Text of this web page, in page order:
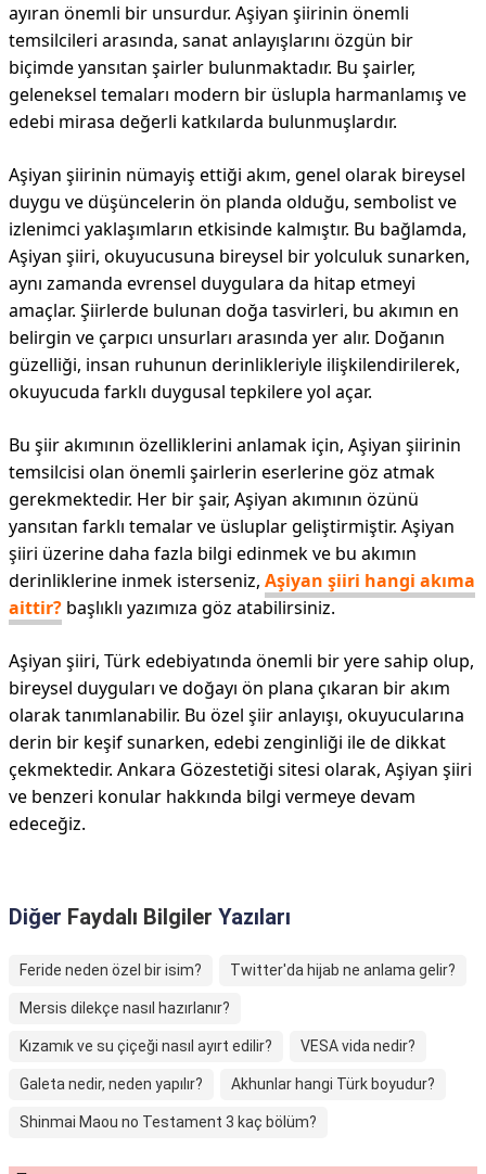
ayıran önemli bir unsurdur. Aşiyan şiirinin önemli
temsilcileri arasında, sanat anlayışlarını özgün bir
biçimde yansıtan şairler bulunmaktadır. Bu şairler,
geleneksel temaları modern bir üslupla harmanlamış ve
edebi mirasa değerli katkılarda bulunmuşlardır.
Aşiyan şiirinin nümayiş ettiği akım, genel olarak bireysel
duygu ve düşüncelerin ön planda olduğu, sembolist ve
izlenimci yaklaşımların etkisinde kalmıştır. Bu bağlamda,
Aşiyan şiiri, okuyucusuna bireysel bir yolculuk sunarken,
aynı zamanda evrensel duygulara da hitap etmeyi
amaçlar. Şiirlerde bulunan doğa tasvirleri, bu akımın en
belirgin ve çarpıcı unsurları arasında yer alır. Doğanın
güzelliği, insan ruhunun derinlikleriyle ilişkilendirilerek,
okuyucuda farklı duygusal tepkilere yol açar.
Bu şiir akımının özelliklerini anlamak için, Aşiyan şiirinin
temsilcisi olan önemli şairlerin eserlerine göz atmak
gerekmektedir. Her bir şair, Aşiyan akımının özünü
yansıtan farklı temalar ve üsluplar geliştirmiştir. Aşiyan
şiiri üzerine daha fazla bilgi edinmek ve bu akımın
derinliklerine inmek isterseniz, Aşiyan şiiri hangi akıma
aittir? başlıklı yazımıza göz atabilirsiniz.
Aşiyan şiiri, Türk edebiyatında önemli bir yere sahip olup,
bireysel duyguları ve doğayı ön plana çıkaran bir akım
olarak tanımlanabilir. Bu özel şiir anlayışı, okuyucularına
derin bir keşif sunarken, edebi zenginliği ile de dikkat
çekmektedir. Ankara Gözestetiği sitesi olarak, Aşiyan şiiri
ve benzeri konular hakkında bilgi vermeye devam
edeceğiz.
Diğer Faydalı Bilgiler Yazıları
Feride neden özel bir isim? Twitter'da hijab ne anlama gelir?
Mersis dilekçe nasıl hazırlanır?
Kızamık ve su çiçeği nasıl ayırt edilir? VESA vida nedir?
Galeta nedir, neden yapılır? Akhunlar hangi Türk boyudur?
Shinmai Maou no Testament 3 kaç bölüm?